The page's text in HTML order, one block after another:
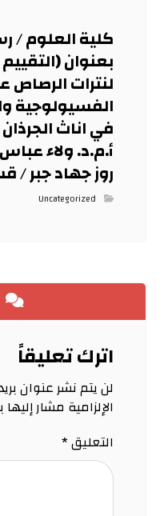
كلية العلوم /
بعنوان
لنترات الرصاص
الفسيولوجية
في اناث
أ.م.د. ولاء
روز جهاد جبر /
Uncategorized
اترك تعليقاً
لن يتم نشر عنوان
الإلزامية مشار إليها
التعليق*